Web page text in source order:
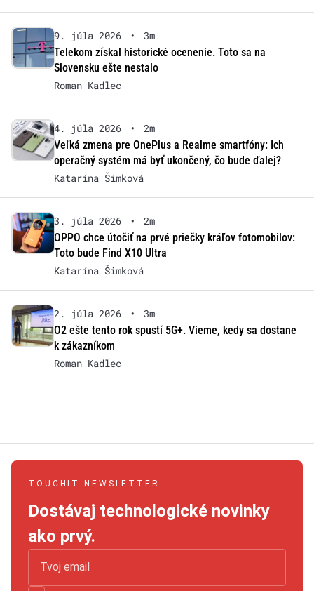
9. júla 2026 •
3m
Telekom získal historické ocenenie. Toto sa na
Slovensku ešte nestalo
Roman Kadlec
4. júla 2026 •
2m
Veľká zmena pre OnePlus a Realme smartfóny: Ich
operačný systém má byť ukončený, čo bude ďalej?
Katarína Šimková
3. júla 2026 •
2m
OPPO chce útočiť na prvé priečky kráľov fotomobilov:
Toto bude Find X10 Ultra
Katarína Šimková
2. júla 2026 •
3m
O2 ešte tento rok spustí 5G+. Vieme, kedy sa dostane
k zákazníkom
Roman Kadlec
TOUCHIT NEWSLETTER
Dostávaj technologické novinky
ako prvý.